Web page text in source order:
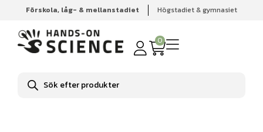
Förskola, låg- & mellanstadiet Högstadiet & gymnasiet
0
Produktsökning
Hem Förskola, låg- & mellanstadiet
Språk & svenska
Hatten förlag
Snicksnacksnoken